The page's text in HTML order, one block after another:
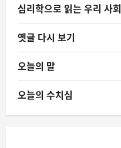
심리학으로 읽는 우리 사회
옛글 다시 보기
오늘의 말
오늘의 수치심